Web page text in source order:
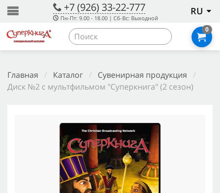
+7 (926) 33-22-777
Пн-Пт: 9.00 - 18.00 | Сб-Вс: Выходной
RU
0
Главная / Каталог / Сувенирная продукция /
Диск №2 с мультфильмом "Суперкнига" (2 сезон)